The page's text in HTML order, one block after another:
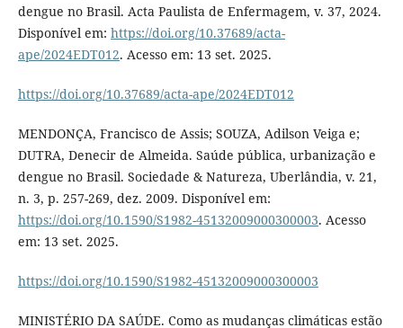
dengue no Brasil. Acta Paulista de Enfermagem, v. 37, 2024.
Disponível em: https://doi.org/10.37689/acta-
ape/2024EDT012. Acesso em: 13 set. 2025.
https://doi.org/10.37689/acta-ape/2024EDT012
MENDONÇA, Francisco de Assis; SOUZA, Adilson Veiga e;
DUTRA, Denecir de Almeida. Saúde pública, urbanização e
dengue no Brasil. Sociedade & Natureza, Uberlândia, v. 21,
n. 3, p. 257-269, dez. 2009. Disponível em:
https://doi.org/10.1590/S1982-45132009000300003. Acesso
em: 13 set. 2025.
https://doi.org/10.1590/S1982-45132009000300003
MINISTÉRIO DA SAÚDE. Como as mudanças climáticas estão